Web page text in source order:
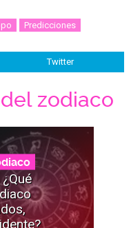
Predicciones
Twitter
zodiaco